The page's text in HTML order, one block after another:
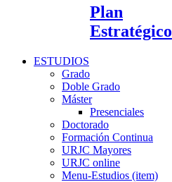
Plan
Estratégico
ESTUDIOS
Grado
Doble Grado
Máster
Presenciales
Doctorado
Formación Continua
URJC Mayores
URJC online
Menu-Estudios (item)